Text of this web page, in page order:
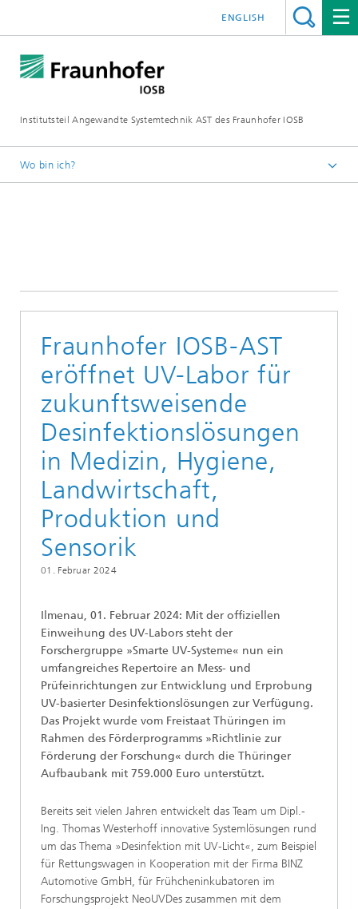
Institutsteil Angewandte Systemtechnik AST des Fraunhofer IOSB
ENGLISH
Wo bin ich?
Fraunhofer IOSB-AST
eröffnet UV-Labor für
zukunftsweisende
Desinfektionslösungen
in Medizin, Hygiene,
Landwirtschaft,
Produktion und
Sensorik
01. Februar 2024
Ilmenau, 01. Februar 2024: Mit der offiziellen
Einweihung des UV-Labors steht der
Forschergruppe »Smarte UV-Systeme« nun ein
umfangreiches Repertoire an Mess- und
Prüfeinrichtungen zur Entwicklung und Erprobung
UV-basierter Desinfektionslösungen zur Verfügung.
Das Projekt wurde vom Freistaat Thüringen im
Rahmen des Förderprogramms »Richtlinie zur
Förderung der Forschung« durch die Thüringer
Aufbaubank mit 759.000 Euro unterstützt.
Bereits seit vielen Jahren entwickelt das Team um Dipl.-
Ing. Thomas Westerhoff innovative Systemlösungen rund
um das Thema »Desinfektion mit UV-Licht«, zum Beispiel
für Rettungswagen in Kooperation mit der Firma BINZ
Automotive GmbH, für Frühcheninkubatoren im
Forschungsprojekt NeoUVDes zusammen mit dem